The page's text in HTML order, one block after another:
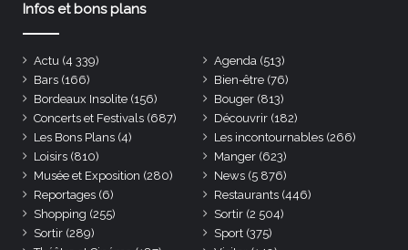
Infos et bons plans
Actu (4 339) Agenda (513)
Bars (166) Bien-être (76)
Bordeaux Insolite (156) Bouger (813)
Concerts et Festivals (687) Découvrir (182)
Les Bons Plans (4) Les incontournables (266)
Loisirs (810) Manger (623)
Musée et Exposition (280) News (5 876)
Reportages (6) Restaurants (446)
Shopping (255) Sortir (2 504)
Sortir (289) Sport (375)